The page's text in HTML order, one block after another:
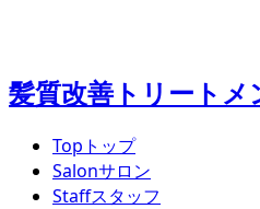
髪質改善トリート
Top トップ
Salonサロン
Staffスタッフ